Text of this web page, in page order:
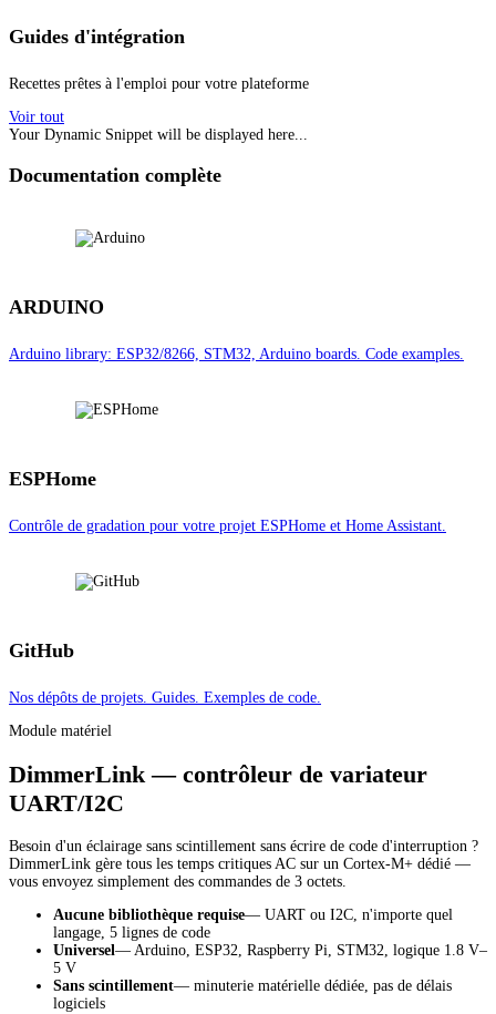
Guides d'intégration
Recettes prêtes à l'emploi pour votre plateforme
Voir tout
Your Dynamic Snippet will be displayed here...
Documentation complète
ARDUINO
Arduino library: ESP32/8266, STM32, Arduino boards. Code examples.
ESPHome
Contrôle de gradation pour votre projet ESPHome et Home Assistant.
GitHub
Nos dépôts de projets. Guides. Exemples de code.
Module matériel
DimmerLink — contrôleur de variateur
UART/I2C
Besoin d'un éclairage sans scintillement sans écrire de code d'interruption ?
DimmerLink gère tous les temps critiques AC sur un Cortex-M+ dédié —
vous envoyez simplement des commandes de 3 octets.
Aucune bibliothèque requise— UART ou I2C, n'importe quel
langage, 5 lignes de code
Universel— Arduino, ESP32, Raspberry Pi, STM32, logique 1.8 V–
5 V
Sans scintillement— minuterie matérielle dédiée, pas de délais
logiciels